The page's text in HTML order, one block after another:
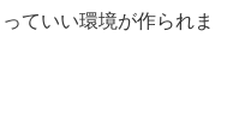
ていい環境が作られま